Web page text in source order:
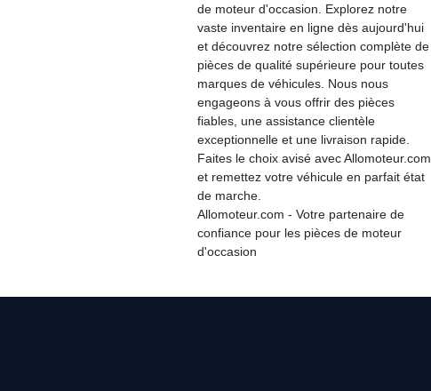
de moteur d'occasion. Explorez notre
vaste inventaire en ligne dès aujourd'hui
et découvrez notre sélection complète de
pièces de qualité supérieure pour toutes
marques de véhicules. Nous nous
engageons à vous offrir des pièces
fiables, une assistance clientèle
exceptionnelle et une livraison rapide.
Faites le choix avisé avec Allomoteur.com
et remettez votre véhicule en parfait état
de marche.
Allomoteur.com - Votre partenaire de
confiance pour les pièces de moteur
d'occasion